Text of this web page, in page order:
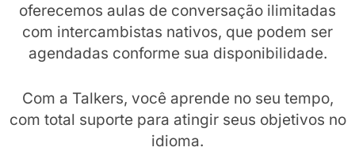
oferecemos aulas de conversação ilimitadas
com intercambistas nativos, que podem ser
agendadas conforme sua disponibilidade.
Com a Talkers, você aprende no seu tempo,
com total suporte para atingir seus objetivos no
idioma.